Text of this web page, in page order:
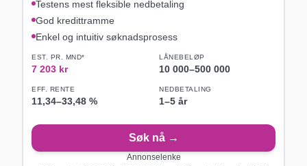
Testens mest fleksible nedbetaling
God kredittramme
Enkel og intuitiv søknadsprosess
EST. PR. MND*
7 203 kr
LÅNEBELØP
10 000–500 000
EFF. RENTE
11,34–33,48 %
NEDBETALING
1–5 år
Søk nå →
Annonselenke